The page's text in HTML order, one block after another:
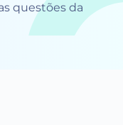
questões da